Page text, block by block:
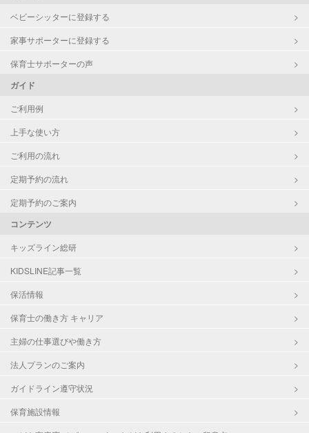
ベビーシッターに登録する
家事サポーターに登録する
保育士サポーターの声
ガイド
ご利用例
上手な使い方
ご利用の流れ
定期予約の流れ
定期予約のご案内
コンテンツ
キッズライン総研
KIDSLINE記事一覧
保活情報
保育士の働き方 キャリア
主婦の仕事選びや働き方
法人プランのご案内
ガイドライン遵守状況
保育施設情報